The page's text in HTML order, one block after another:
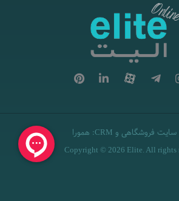
سایت فروشگاهی و CRM
: همورا
Copyright © 2026 Elite. All rights